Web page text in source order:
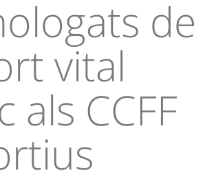
de
vital
als CCFF